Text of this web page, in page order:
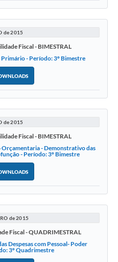
de 2015
Fiscal - BIMESTRAL
- Período: 3º Bimestre
de 2015
Fiscal - BIMESTRAL
Orçamentaria - Demonstrativo das
- Período: 3º Bimestre
de 2015
Fiscal - QUADRIMESTRAL
Despesas com Pessoal- Poder
3º Quadrimestre